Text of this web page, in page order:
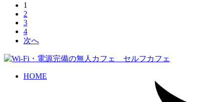
1
2
3
4
次へ
HOME